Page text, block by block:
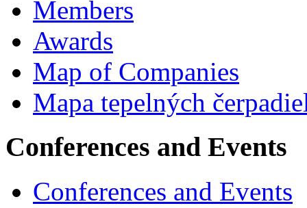
Members
Awards
Map of Companies
Mapa tepelných
Conferences and Events
Conferences and Events